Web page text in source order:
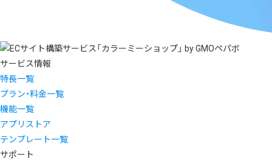
サービス情報
特長一覧
プラン・料金一覧
機能一覧
アプリストア
テンプレート一覧
サポート